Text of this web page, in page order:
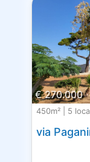
€ 270.000
450m² | 5
via